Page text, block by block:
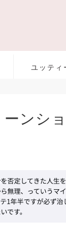
ユッティ
ーンシ